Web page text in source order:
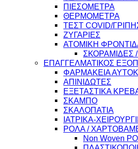
ΠΙΕΣΟΜΕΤΡΑ
ΘΕΡΜΟΜΕΤΡΑ
ΤΕΣΤ COVID/
ΖΥΓΑΡΙΕΣ
ΑΤΟΜΙΚΗ
ΣΚΟΡΑΜΙΔΕΣ
ΕΠΑΓΓΕΛΜΑΤΙΚΟΣ
ΦΑΡΜΑΚΕΙΑ
ΑΠΙΝΙΔΩΤΕΣ
ΕΞΕΤΑΣΤΙΚΑ
ΣΚΑΜΠΟ
ΣΚΑΛΟΠΑΤΙΑ
ΙΑΤΡΙΚΑ-
ΡΟΛΑ /
Non Woven